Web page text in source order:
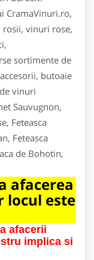
CramaVinuri.ro,
vinuri rose,
sortimente de
butoaie
vinuri
Sauvugnon,
Feteasca
Feteasca
de Bohotin,
afacerea
locul este
afacerii
implica si